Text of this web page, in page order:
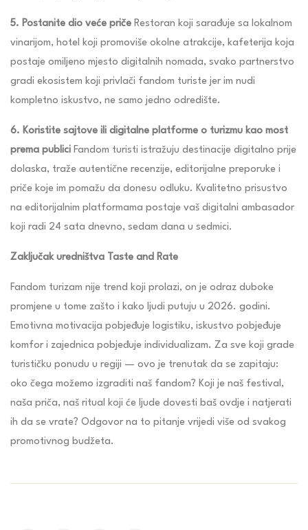
5. Postanite dio veće priče Restoran koji sarađuje sa lokalnom
vinarijom, hotel koji promoviše okolne atrakcije, kafeterija koja
postaje omiljeno mjesto digitalnih nomada, svako partnerstvo
gradi ekosistem koji privlači fandom turiste jer im nudi
kompletno iskustvo, ne samo jedno odredište.
6. Koristite sajtove ili digitalne platforme o turizmu kao most
prema publici Fandom turisti istražuju destinacije digitalno prije
dolaska, traže autentične recenzije, editorijalne preporuke i
priče koje im pomažu da donesu odluku. Kvalitetno prisustvo
na editorijalnim platformama postaje vaš digitalni ambasador
koji radi 24 sata dnevno, sedam dana u sedmici.
Zaključak uredništva Taste and Rate
Fandom turizam nije trend koji prolazi, on je odraz duboke
promjene u tome zašto i kako ljudi putuju u 2026. godini.
Emotivna motivacija pobjeđuje logistiku, iskustvo pobjeđuje
komfor i zajednica pobjeđuje individualizam. Za sve koji grade
turističku ponudu u regiji — ovo je trenutak da se zapitaju:
oko čega možemo izgraditi naš fandom? Koji je naš festival,
naša priča, naš ritual koji će ljude dovesti baš ovdje i natjerati
ih da se vrate? Odgovor na to pitanje vrijedi više od svakog
promotivnog budžeta.